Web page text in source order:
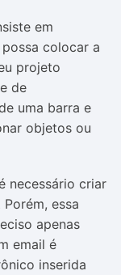
em
colocar a
projeto
de
uma barra e
objetos ou
necessário criar
essa
apenas
email é
inserida